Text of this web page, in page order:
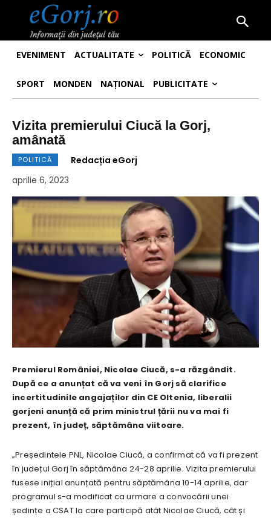
EVENIMENT ACTUALITATE POLITICĂ ECONOMIC
SPORT MONDEN NAȚIONAL PUBLICITATE
Vizita premierului Ciucă la Gorj,
amânată
POLITICĂ
Redacția eGorj
aprilie 6, 2023
Premierul României, Nicolae Ciucă, s-a răzgândit.
După ce a anunțat că va veni în Gorj să clarifice
incertitudinile angajaților din CE Oltenia, liberalii
gorjeni anunță că prim ministrul țării nu va mai fi
prezent, în județ, săptămâna viitoare.
„Președintele PNL, Nicolae Ciucă, a confirmat că va fi prezent
în județul Gorj în săptămâna 24-28 aprilie. Vizita premierului
fusese inițial anunțată pentru săptămâna 10-14 aprilie, dar
programul s-a modificat ca urmare a convocării unei
ședințe a CSAT la care participă atât Nicolae Ciucă, cât și